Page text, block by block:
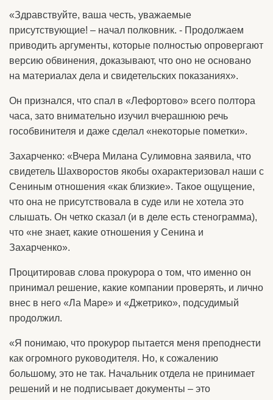
«Здравствуйте, ваша честь, уважаемые
присутствующие! – начал полковник. - Продолжаем
приводить аргументы, которые полностью опровергают
версию обвинения, доказывают, что оно не основано
на материалах дела и свидетельских показаниях».
Он признался, что спал в «Лефортово» всего полтора
часа, зато внимательно изучил вчерашнюю речь
гособвинителя и даже сделал «некоторые пометки».
Захарченко: «Вчера Милана Сулимовна заявила, что
свидетель Шахворостов якобы охарактеризовал наши с
Сениным отношения «как близкие». Такое ощущение,
что она не присутствовала в суде или не хотела это
слышать. Он четко сказал (и в деле есть стенограмма),
что «не знает, какие отношения у Сенина и
Захарченко».
Процитировав слова прокурора о том, что именно он
принимал решение, какие компании проверять, и лично
внес в него «Ла Маре» и «Джетрико», подсудимый
продолжил.
«Я понимаю, что прокурор пытается меня преподнести
как огромного руководителя. Но, к сожалению
большому, это не так. Начальник отдела не принимает
решений и не подписывает документы – это